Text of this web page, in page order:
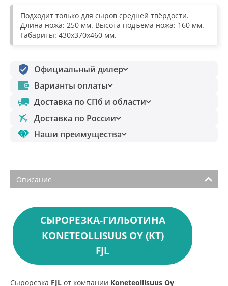
Подходит только для сыров средней твёрдости.
Длина ножа: 250 мм. Высота подъема ножа: 160 мм.
Габариты: 430x370x460 мм.
Официальный дилер
Варианты оплаты
Доставка по СПб и области
Доставка по России
Наши преимущества
Описание
СЫРОРЕЗКА-ГИЛЬОТИНА
KONETEOLLISUUS OY (KT)
FJL
Сырорезка FJL от компании Koneteollisuus Oy